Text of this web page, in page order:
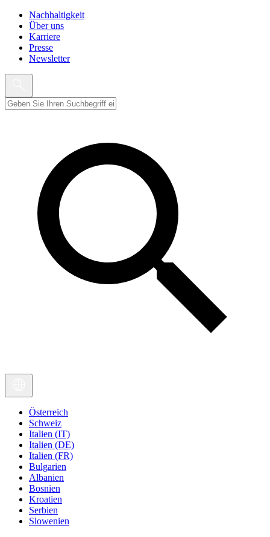
Nachhaltigkeit
Über uns
Karriere
Presse
Newsletter
Österreich
Schweiz
Italien (IT)
Italien (DE)
Italien (FR)
Bulgarien
Albanien
Bosnien
Kroatien
Serbien
Slowenien